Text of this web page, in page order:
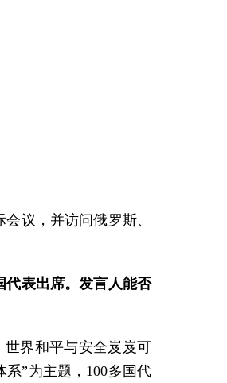
议，并访问俄罗斯、
代表出席。发言人能否
界和平与安全岌岌可
”为主题，100多国代